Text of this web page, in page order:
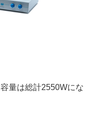
量は総計2550Wにな